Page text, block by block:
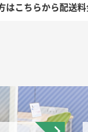
こちらから配送